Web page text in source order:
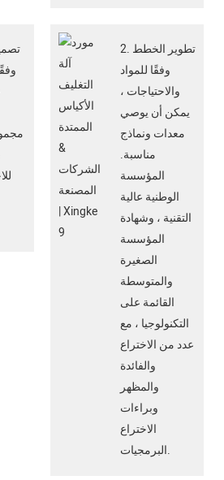
2. تطوير الخطط
وفقًا للمواد
والاحتياجات ،
يمكن أن يوصي
معدات ونماذج
مناسبة.
المؤسسة
الوطنية عالية
التقنية ، وشهادة
المؤسسة
الصغيرة
والمتوسطة
القائمة على
التكنولوجيا ، مع
عدد من الاختراع
والفائدة
والمظهر
وبراءات
الاختراع
البرمجيات.